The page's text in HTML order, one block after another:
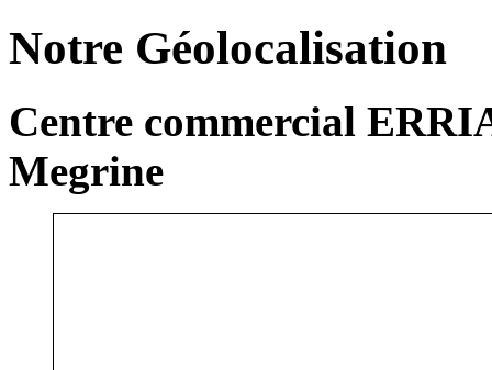
Notre Géolocalisation
Centre commercial
Megrine